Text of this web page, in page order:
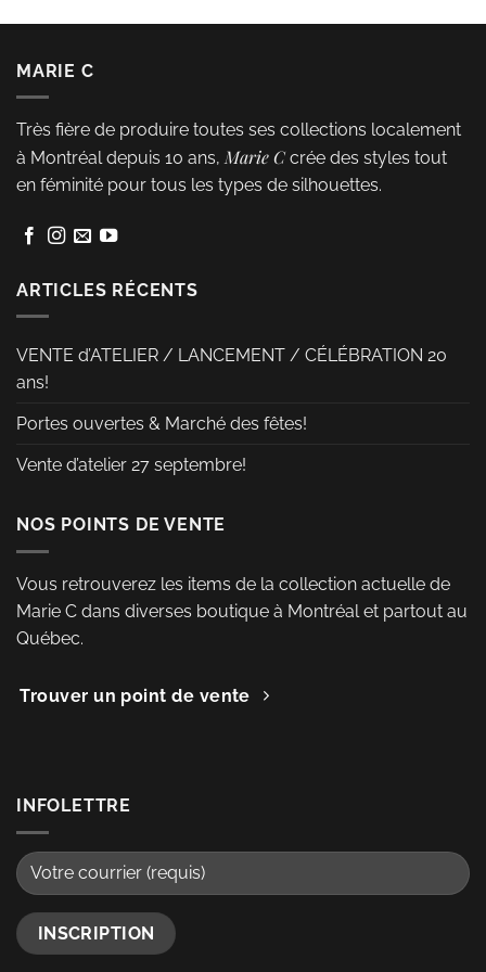
variations.
être
choisies
sur
MARIE C
Très fière de produire toutes ses collections localement
à Montréal depuis 10 ans,Marie Ccrée des styles tout
en féminité pour tous les types de silhouettes.
ARTICLES RÉCENTS
VENTE d’ATELIER / LANCEMENT / CÉLÉBRATION 20
ans!
Portes ouvertes & Marché des fêtes!
Vente d’atelier 27 septembre!
NOS POINTS DE VENTE
Vous retrouverez les items de la collection actuelle de
Marie C dans diverses boutique à Montréal et partout au
Québec.
Trouver un point de vente
INFOLETTRE